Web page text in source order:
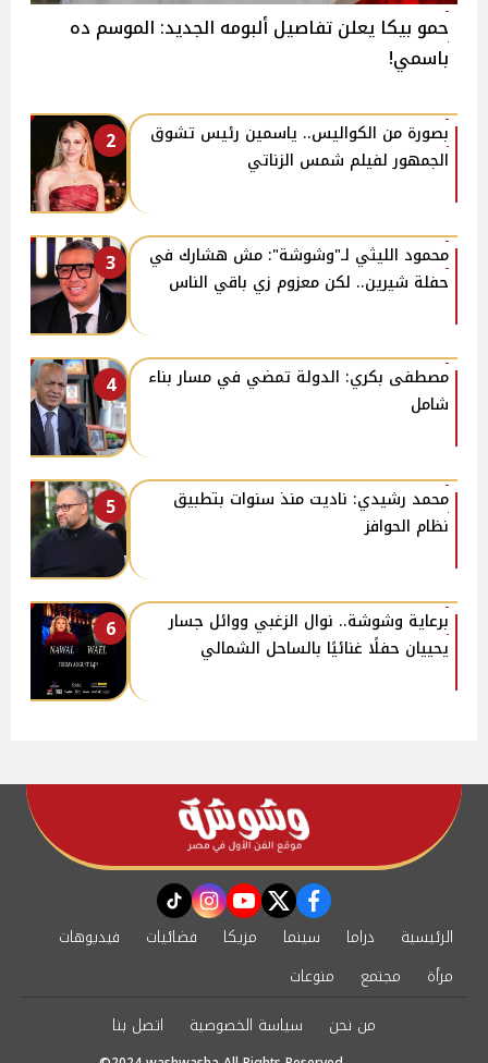
حمو بيكا يعلن تفاصيل ألبومه الجديد: الموسم ده
باسمي!
2
بصورة من الكواليس.. ياسمين رئيس تشوق
الجمهور لفيلم شمس الزناتي
3
محمود الليثي لـ"وشوشة": مش هشارك في
حفلة شيرين.. لكن معزوم زي باقي الناس
4
مصطفى بكري: الدولة تمضي في مسار بناء
شامل
5
محمد رشيدي: ناديت منذ سنوات بتطبيق
نظام الحوافز
6
برعاية وشوشة.. نوال الزغبي ووائل جسار
يحييان حفلًا غنائيًا بالساحل الشمالي
facebook
twitter
youtube
instagram
tiktok
الرئيسية دراما سينما مزيكا فضائيات
فيديوهات
مرأة
مجتمع
منوعات
من نحن
سياسة الخصوصية اتصل بنا